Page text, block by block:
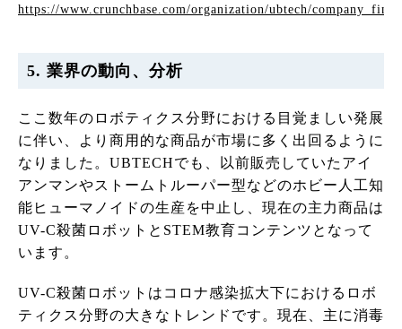
https://www.crunchbase.com/organization/ubtech/
5. 業界の動向、分析
ここ数年のロボティクス分野における目覚ましい発展
に伴い、より商用的な商品が市場に多く出回るように
なりました。UBTECHでも、以前販売していたアイ
アンマンやストームトルーパー型などのホビー人工知
能ヒューマノイドの生産を中止し、現在の主力商品は
UV-C殺菌ロボットとSTEM教育コンテンツとなって
います。
UV-C殺菌ロボットはコロナ感染拡大下におけるロボ
ティクス分野の大きなトレンドです。現在、主に消毒